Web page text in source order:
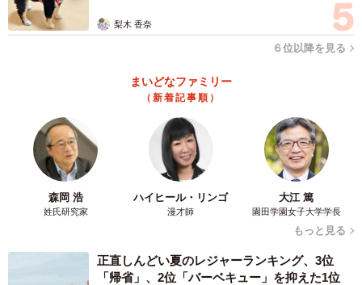
梨木 香奈
６位以降を見る
まいどなファミリー
（新着記事順）
森岡 浩
姓氏研究家
ハイヒール・リンゴ
漫才師
大江 篤
園田学園女子大学学長
もっと見る
正直しんどい夏のレジャーランキング、3位
「帰省」、2位「バーベキュー」を抑えた1位